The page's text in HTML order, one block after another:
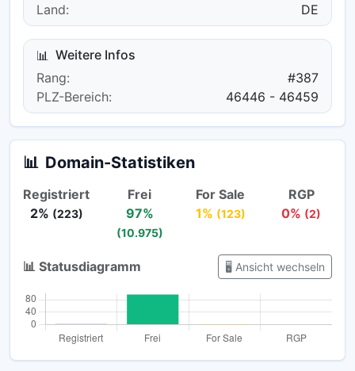
Land:
DE
📊 Weitere Infos
Rang:
#387
PLZ-Bereich:
46446 - 46459
📊 Domain-Statistiken
Registriert
2% (223)
Frei
97%
(10.975)
For Sale
1% (123)
RGP
0% (2)
📊 Statusdiagramm 🖥️ Ansicht wechseln